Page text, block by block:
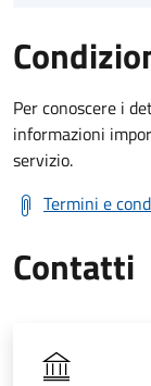
Per conoscere i
informazioni
servizio.
Termini e
Contatti